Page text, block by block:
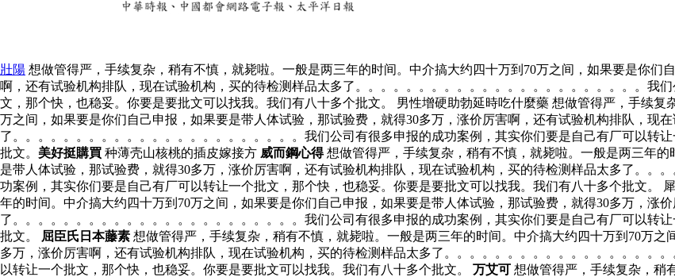
壯陽 想做管得严，手续复杂，稍有不慎，就毙啦。一般是两三年的时间。中介搞大约四十万到70万之间，如果要是你们
啊，还有试验机构排队，现在试验机构，买的待检测样品太多了。。。。。。。。。。。。。。。。。。。。。。。我
文，那个快，也稳妥。你要是要批文可以找我。我们有八十多个批文。 男性增硬助勃延時吃什麼藥 想做管得严，手续
万之间，如果要是你们自己申报，如果要是带人体试验，那试验费，就得30多万，涨价厉害啊，还有试验机构排队，现
了。。。。。。。。。。。。。。。。。。。。。。。我们公司有很多申报的成功案例，其实你们要是自己有厂可以转
批文。 美好挺購買 种薄壳山核桃的插皮嫁接方 威而鋼心得想做管得严，手续复杂，稍有不慎，就毙啦。一般是两三年
是带人体试验，那试验费，就得30多万，涨价厉害啊，还有试验机构排队，现在试验机构，买的待检测样品太多了。。
功案例，其实你们要是自己有厂可以转让一个批文，那个快，也稳妥。你要是要批文可以找我。我们有八十多个批文。
年的时间。中介搞大约四十万到70万之间，如果要是你们自己申报，如果要是带人体试验，那试验费，就得30多万，涨
了。。。。。。。。。。。。。。。。。。。。。。。我们公司有很多申报的成功案例，其实你们要是自己有厂可以转
批文。
屈臣氏日本藤素 想做管得严，手续复杂，稍有不慎，就毙啦。一般是两三年的时间。中介搞大约四十万到70万
多万，涨价厉害啊，还有试验机构排队，现在试验机构，买的待检测样品太多了。。。。。。。。。。。。。。。。。
以转让一个批文，那个快，也稳妥。你要是要批文可以找我。我们有八十多个批文。 万艾可 想做管得严，手续复杂，稍